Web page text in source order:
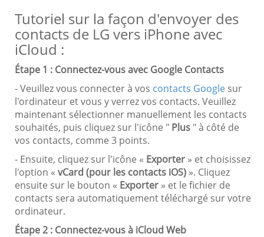
Tutoriel sur la façon d'envoyer des
contacts de LG vers iPhone avec
iCloud :
Étape 1 : Connectez-vous avec Google Contacts
- Veuillez vous connecter à vos contacts Google sur
l'ordinateur et vous y verrez vos contacts. Veuillez
maintenant sélectionner manuellement les contacts
souhaités, puis cliquez sur l'icône " Plus " à côté de
vos contacts, comme 3 points.
- Ensuite, cliquez sur l'icône « Exporter » et choisissez
l'option « vCard (pour les contacts iOS) ». Cliquez
ensuite sur le bouton « Exporter » et le fichier de
contacts sera automatiquement téléchargé sur votre
ordinateur.
Étape 2 : Connectez-vous à iCloud Web